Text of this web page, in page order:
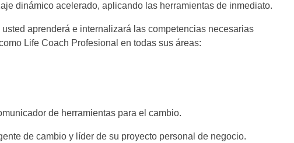
dinámico acelerado, aplicando las herramientas de inmediato.
aprenderá e internalizará las competencias necesarias
Life Coach Profesional en todas sus áreas:
de herramientas para el cambio.
de cambio y líder de su proyecto personal de negocio.